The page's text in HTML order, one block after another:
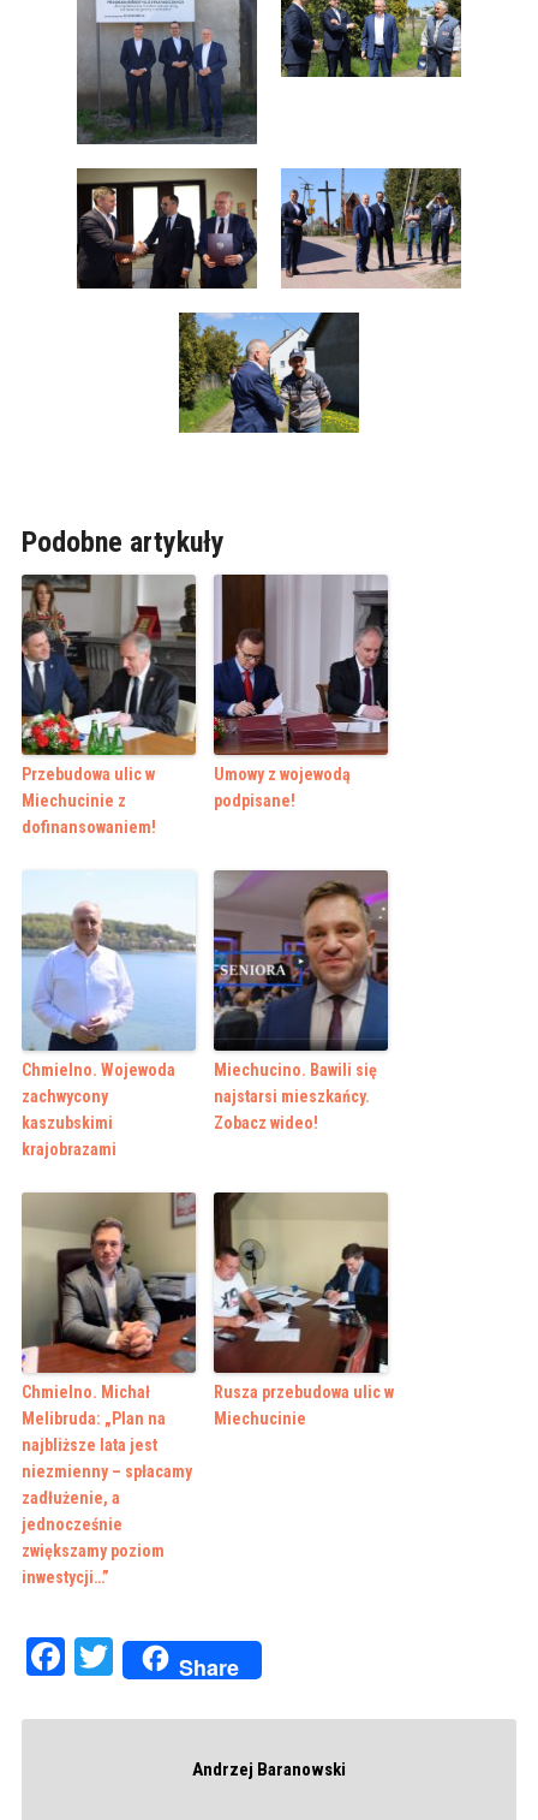
Podobne artykuły
Przebudowa ulic w
Miechucinie z
dofinansowaniem!
Umowy z wojewodą
podpisane!
Chmielno. Wojewoda
zachwycony
kaszubskimi
krajobrazami
Miechucino. Bawili się
najstarsi mieszkańcy.
Zobacz wideo!
Chmielno. Michał
Melibruda: „Plan na
najbliższe lata jest
niezmienny – spłacamy
zadłużenie, a
jednocześnie
zwiększamy poziom
inwestycji…”
Rusza przebudowa ulic w
Miechucinie
Facebook
Twitter
Share
Andrzej Baranowski